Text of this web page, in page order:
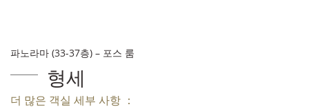
파노라마 (33-37층) – 포스 룸
형세
더 많은 객실 세부 사항 ：